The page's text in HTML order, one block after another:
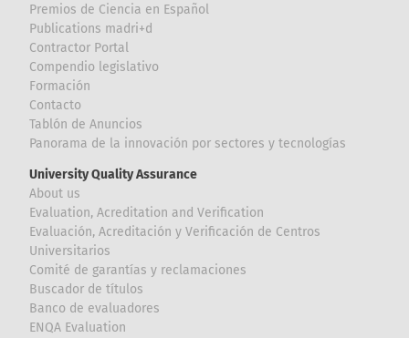
Premios de Ciencia en Español
Publications madri+d
Contractor Portal
Compendio legislativo
Formación
Contacto
Tablón de Anuncios
Panorama de la innovación por sectores y tecnologías
University Quality Assurance
About us
Evaluation, Acreditation and Verification
Evaluación, Acreditación y Verificación de Centros
Universitarios
Comité de garantías y reclamaciones
Buscador de títulos
Banco de evaluadores
ENQA Evaluation